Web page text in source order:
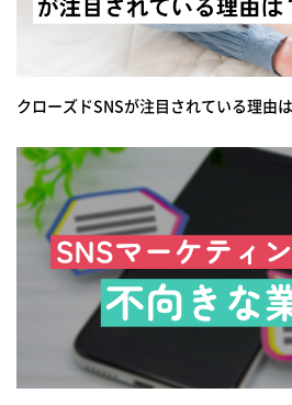
クローズドSNSが注目されている理由